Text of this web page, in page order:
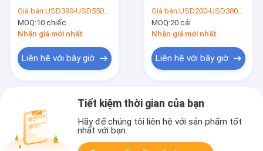
Giá bán:USD390-USD550/PC
MOQ:10 chiếc
Nhận giá mới nhất
Liên hệ với bây giờ
Giá bán:USD200-USD300/PC
MOQ:20 cái
Nhận giá mới nhất
Liên hệ với bây giờ
Tiết kiệm thời gian của bạn
Hãy để chúng tôi liên hệ với sản phẩm tốt
nhất với bạn.